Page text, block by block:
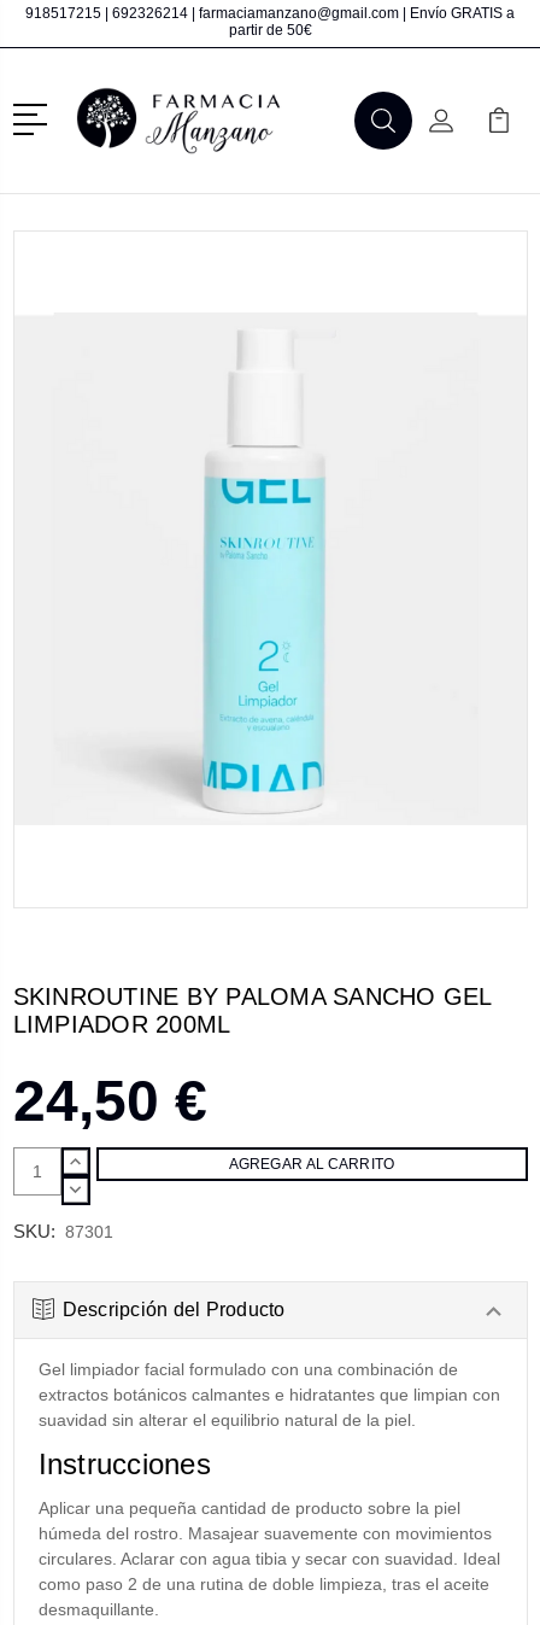
918517215 692326214 farmaciamanzano@gmail.com | Envío GRATIS a
partir de 50€
Menú
BuscarMi Cuenta
Mi
SKINROUTINE BY PALOMA SANCHO GEL
LIMPIADOR 200ML
24,50 €
AUMENTAR
CANTIDAD:
DISMINUIR
SKU: 87301
Descripción del Producto
Gel limpiador facial formulado con una combinación de
extractos botánicos calmantes e hidratantes que limpian con
suavidad sin alterar el equilibrio natural de la piel.
Instrucciones
Aplicar una pequeña cantidad de producto sobre la piel
húmeda del rostro. Masajear suavemente con movimientos
circulares. Aclarar con agua tibia y secar con suavidad. Ideal
como paso 2 de una rutina de doble limpieza, tras el aceite
desmaquillante.